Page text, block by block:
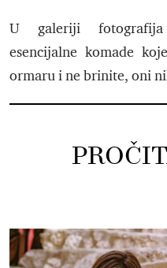
U galeriji
esencijalne komade
ormaru i ne brinite, oni